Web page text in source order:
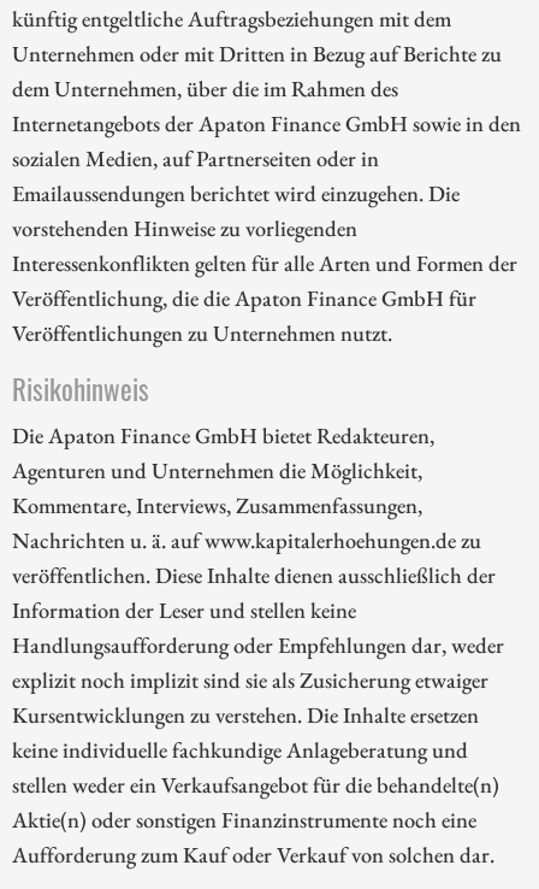
künftig entgeltliche Auftragsbeziehungen mit dem
Unternehmen oder mit Dritten in Bezug auf Berichte zu
dem Unternehmen, über die im Rahmen des
Internetangebots der Apaton Finance GmbH sowie in den
sozialen Medien, auf Partnerseiten oder in
Emailaussendungen berichtet wird einzugehen. Die
vorstehenden Hinweise zu vorliegenden
Interessenkonflikten gelten für alle Arten und Formen der
Veröffentlichung, die die Apaton Finance GmbH für
Veröffentlichungen zu Unternehmen nutzt.
Risikohinweis
Die Apaton Finance GmbH bietet Redakteuren,
Agenturen und Unternehmen die Möglichkeit,
Kommentare, Interviews, Zusammenfassungen,
Nachrichten u. ä. auf www.kapitalerhoehungen.de zu
veröffentlichen. Diese Inhalte dienen ausschließlich der
Information der Leser und stellen keine
Handlungsaufforderung oder Empfehlungen dar, weder
explizit noch implizit sind sie als Zusicherung etwaiger
Kursentwicklungen zu verstehen. Die Inhalte ersetzen
keine individuelle fachkundige Anlageberatung und
stellen weder ein Verkaufsangebot für die behandelte(n)
Aktie(n) oder sonstigen Finanzinstrumente noch eine
Aufforderung zum Kauf oder Verkauf von solchen dar.